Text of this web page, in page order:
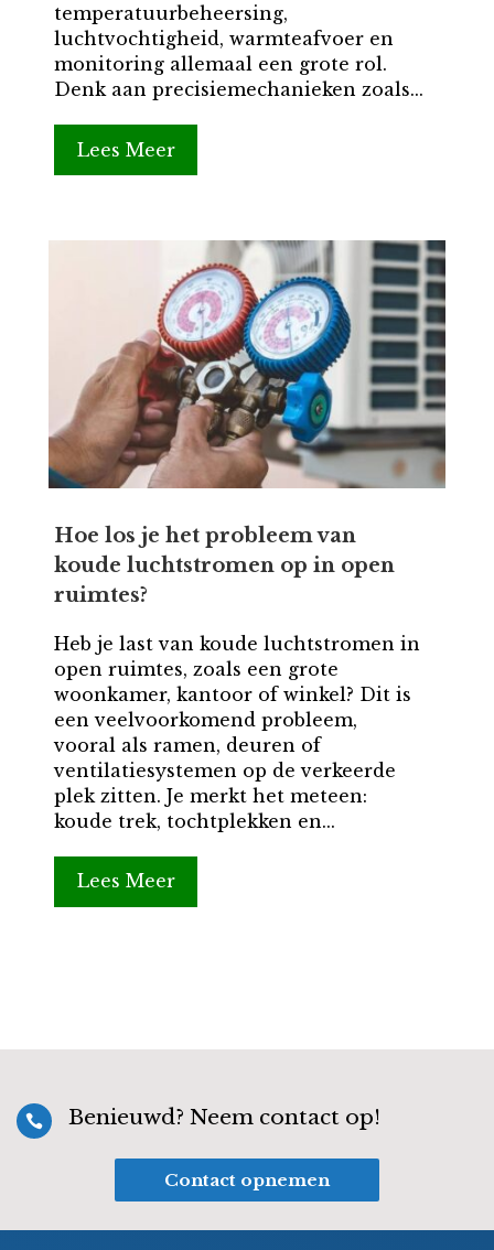
temperatuurbeheersing,
luchtvochtigheid, warmteafvoer en
monitoring allemaal een grote rol.
Denk aan precisiemechanieken zoals...
Lees Meer
Hoe los je het probleem van
koude luchtstromen op in open
ruimtes?
Heb je last van koude luchtstromen in
open ruimtes, zoals een grote
woonkamer, kantoor of winkel? Dit is
een veelvoorkomend probleem,
vooral als ramen, deuren of
ventilatiesystemen op de verkeerde
plek zitten. Je merkt het meteen:
koude trek, tochtplekken en...
Lees Meer
 Benieuwd? Neem contact op!
Contact opnemen